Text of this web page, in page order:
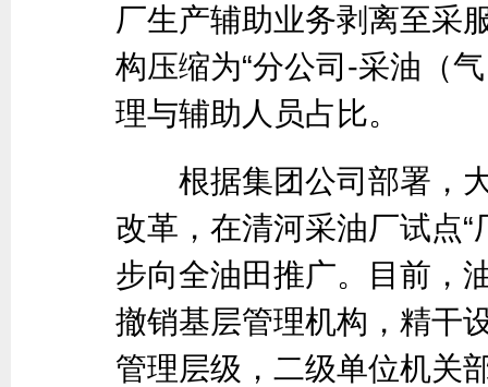
厂生产辅助业务剥离至采
构压缩为“分公司-采油（
理与辅助人员占比。
根据集团公司部署，大
改革，在清河采油厂试点
步向全油田推广。目前，
撤销基层管理机构，精干
管理层级，二级单位机关